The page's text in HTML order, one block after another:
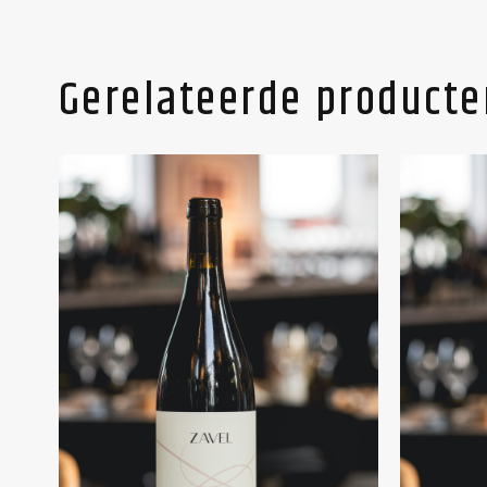
Gerelateerde